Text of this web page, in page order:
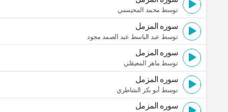
توسط محمد المحيسني
سوره المزمل
توسط عبد الباسط عبد الصمد مجود
سوره المزمل
توسط ماهر المعيقلي
سوره المزمل
توسط أبو بكر الشاطري
سوره المزمل